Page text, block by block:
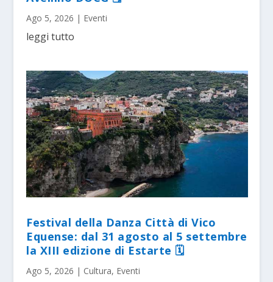
Ago 5, 2026 | Eventi
leggi tutto
Festival della Danza Città di Vico
Equense: dal 31 agosto al 5 settembre
la XIII edizione di Estarte 🗓
Ago 5, 2026 | Cultura, Eventi